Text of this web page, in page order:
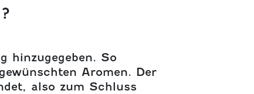
hinzugegeben. So
Aromen. Der
also zum Schluss